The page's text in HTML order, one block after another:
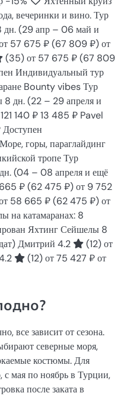
вечеринки и вино. Тур
дн.(29 апр – 06 май и
57 675 ₽(67 809 ₽)от
(35)от 57 675 ₽(67 809
Индивидуальный тур
Bounty vibes Тур
8 дн.(22 – 29 апреля и
121 140 ₽13 485 ₽ Pavel
Доступен
Море, горы, параглайдинг
тропе Тур
(04 – 08 апреля и ещё
₽(62 475 ₽)от 9 752
58 665 ₽(62 475 ₽)от
на катамаранах: 8
Яхтинг Сейшелы 8
Дмитрий 4.2 (12)от
(12)от 75 427 ₽от
все зависит от сезона.
северные моря,
костюмы. Для
с мая по ноябрь в Турции,
после заката в